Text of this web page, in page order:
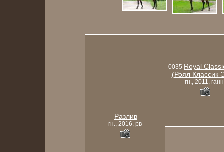
Разлив
гн., 2016, рв
0035 Royal
(Роял Классик
гн., 2011,